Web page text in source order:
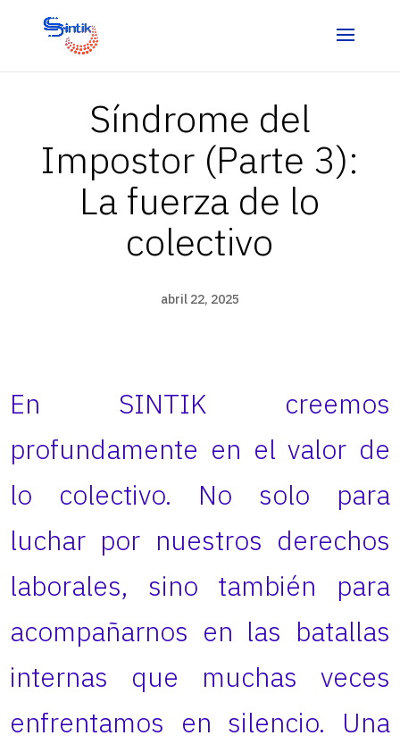
Síndrome del
Impostor (Parte 3):
La fuerza de lo
colectivo
abril 22, 2025
En SINTIK creemos
profundamente en el valor de
lo colectivo. No solo para
luchar por nuestros derechos
laborales, sino también para
acompañarnos en las batallas
internas que muchas veces
enfrentamos en silencio. Una